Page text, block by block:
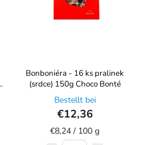
Bonboniéra - 16 ks pralinek
(srdce) 150g Choco Bonté
Bestellt bei
€12,36
€8,24 / 100 g